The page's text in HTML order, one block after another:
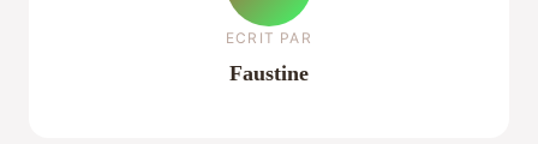
ECRIT PAR
Faustine